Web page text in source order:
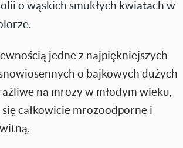
o wąskich smukłych kwiatach w
jedne z najpiękniejszych
o bajkowych dużych
na mrozy w młodym wieku,
całkowicie mrozoodporne i